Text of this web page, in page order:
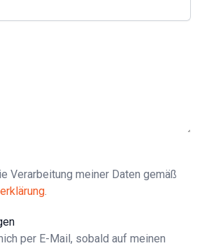
Verarbeitung meiner Daten gemäß
.
per E-Mail, sobald auf meinen